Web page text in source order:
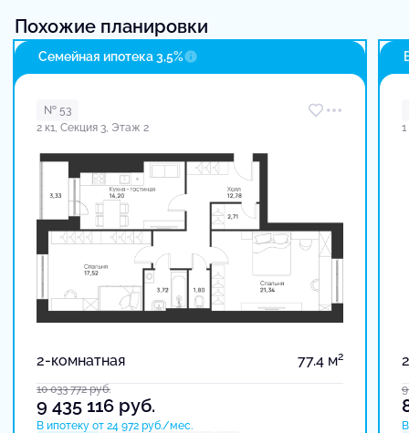
Похожие планировки
Семейная ипотека 3,5%
№ 53
2 к1, Секция 3, Этаж 2
2-комнатная 77.4 м2
10 033 772руб.
9 435 116 руб.
В ипотеку от 24 972 руб./мес.